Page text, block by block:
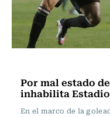
Por mal estado
inhabilita Estadio
En el marco de la